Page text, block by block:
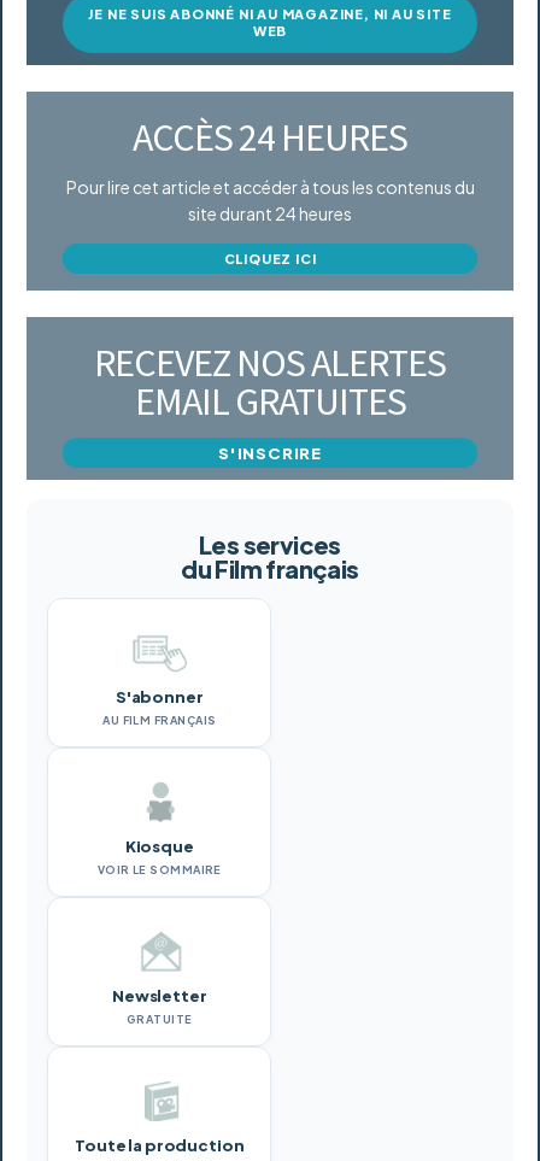
JE NE SUIS ABONNÉ NI AU MAGAZINE, NI AU SITE
WEB
ACCÈS 24 HEURES
Pour lire cet article et accéder à tous les contenus du
site durant 24 heures
CLIQUEZ ICI
RECEVEZ NOS ALERTES
EMAIL GRATUITES
S'INSCRIRE
Les services
du Film français
S'abonner
AU FILM FRANÇAIS
Kiosque
VOIR LE SOMMAIRE
Newsletter
GRATUITE
Toute la production